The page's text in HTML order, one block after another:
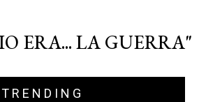
ERA... LA GUERRA"
TRENDING